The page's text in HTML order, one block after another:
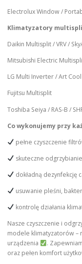
Electrolux Window /
Klimatyzatory
Daikin Multisplit / VRV /
Mitsubishi Electric
LG Multi Inverter / Art
Fujitsu Multisplit
Toshiba Seiya / RAS-B /
Co wykonujemy przy
pełne czyszczenie
skuteczne
dokładną dezynfekcję
usuwanie pleśni,
kontrolę działania
Nasze czyszczenie i
modele klimatyzatorów –
urządzenia
.
oraz pełen komfort